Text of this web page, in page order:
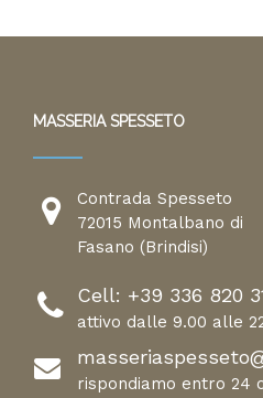
MASSERIA SPESSETO
Contrada Spesseto
72015 Montalbano di
Fasano (Brindisi)
Cell: +39 336 820
attivo dalle 9.00 alle
rispondiamo entro 24